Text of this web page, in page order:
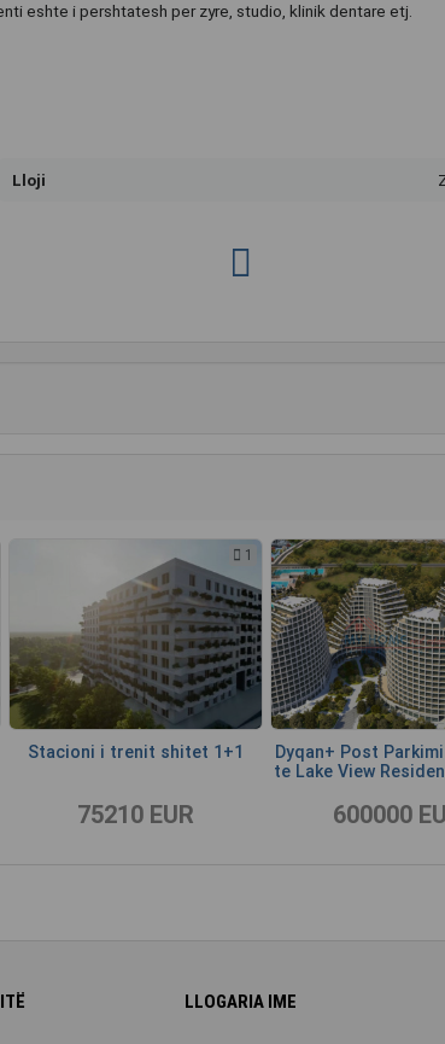
eshte i pershtatesh per zyre, studio, klinik dentare etj.
Lloji
1
Stacioni i trenit shitet 1+1
75210 EUR
Dyqan+ Post
te Lake View
600000
LLOGARIA IME